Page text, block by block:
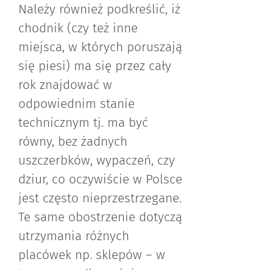
Należy również podkreślić, iż
chodnik (czy też inne
miejsca, w których poruszają
się piesi) ma się przez cały
rok znajdować w
odpowiednim stanie
technicznym tj. ma być
równy, bez żadnych
uszczerbków, wypaczeń, czy
dziur, co oczywiście w Polsce
jest często nieprzestrzegane.
Te same obostrzenie dotyczą
utrzymania różnych
placówek np. sklepów – w